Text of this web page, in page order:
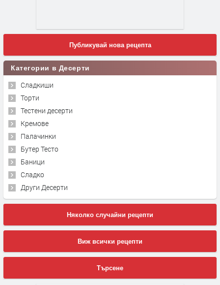
Публикувай нова рецепта
Категории в Десерти
Сладкиши
Торти
Тестени десерти
Кремове
Палачинки
Бутер Тесто
Баници
Сладко
Други Десерти
Няколко случайни рецепти
Виж всички рецепти
Търсене